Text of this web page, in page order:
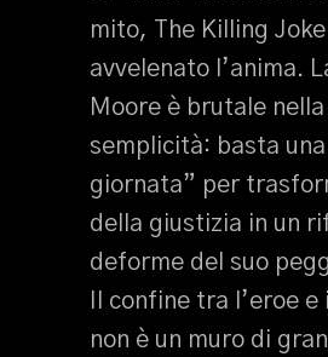
mito, The Killing Joke
avvelenato l’anima.
Moore è brutale nella
semplicità: basta
giornata” per
della giustizia in un
deforme del suo
Il confine tra l’eroe
non è un muro di